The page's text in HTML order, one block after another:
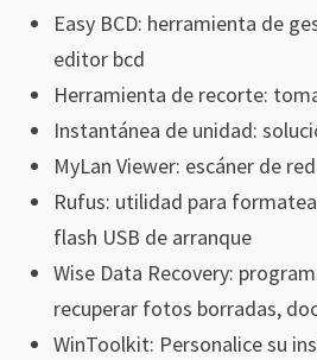
Easy BCD: herramienta de
editor bcd
Herramienta de recorte:
Instantánea de unidad:
MyLan Viewer: escáner de
Rufus: utilidad para
flash USB de arranque
Wise Data Recovery:
recuperar fotos borradas,
WinToolkit: Personalice su